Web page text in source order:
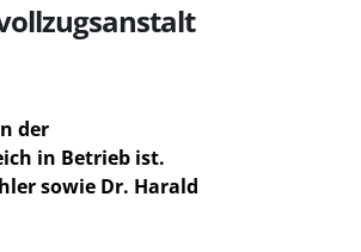
der
in Betrieb ist.
sowie Dr. Harald